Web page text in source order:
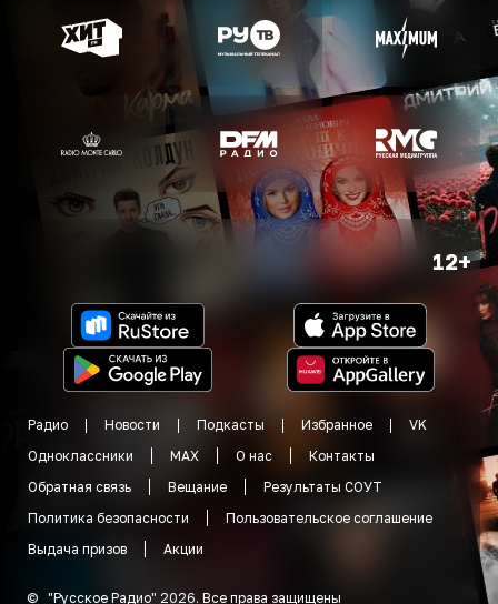
12+
Радио Новости Подкасты Избранное
VK
Одноклассники
MAX О нас
Контакты
Обратная связь
Вещание
Результаты СОУТ
Политика безопасности
Пользовательское соглашение
Выдача призов
Акции
© "Русское Радио" 2026. Все права защищены